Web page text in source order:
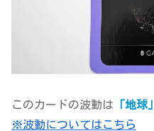
このカードの波動は 「地球」
※波動についてはこちら